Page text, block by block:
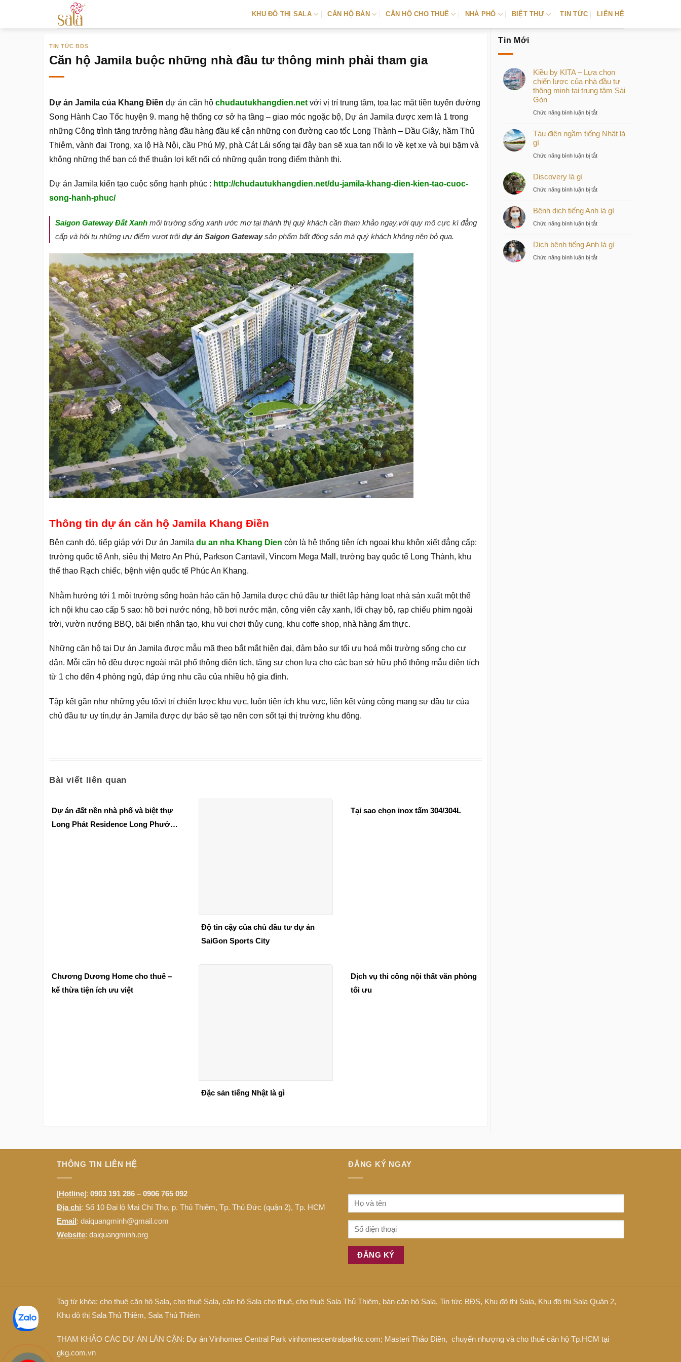
KHU ĐÔ THỊ SALA CĂN HỘ BÁN CĂN HỘ CHO THUÊ NHÀ PHỐ BIỆT THỰ TIN TỨC LIÊN HỆ
TIN TỨC BDS
Căn hộ Jamila buộc những nhà đầu tư thông minh phải tham gia
Dự án Jamila của Khang Điền dự án căn hộ chudautukhangdien.net với vị trí trung tâm, tọa lạc mặt tiền tuyến đường
Song Hành Cao Tốc huyện 9. mang hệ thống cơ sở hạ tầng – giao móc ngoặc bộ, Dự án Jamila được xem là 1 trong
những Công trình tăng trưởng hàng đầu hàng đầu kế cận những con đường cao tốc Long Thành – Dầu Giây, hầm Thủ
Thiêm, vành đai Trong, xa lộ Hà Nội, cầu Phú Mỹ, phà Cát Lái sống tại đây bạn sẽ xua tan nổi lo về kẹt xe và bụi bặm và
không những thế bạn có thể thuận lợi kết nối có những quận trọng điểm thành thị.
Dự án Jamila kiến tạo cuộc sống hạnh phúc : http://chudautukhangdien.net/du-jamila-khang-dien-kien-tao-cuoc-
song-hanh-phuc/
Saigon Gateway Đất Xanh môi trường sống xanh ước mơ tại thành thị quý khách cần tham khảo ngay,với quy mô cực kì đẳng
cấp và hội tụ những ưu điểm vượt trộidự án Saigon Gatewaysản phẩm bất động sản mà quý khách không nên bỏ qua.
Thông tin dự án căn hộ Jamila Khang Điền
Bên cạnh đó, tiếp giáp với Dự án Jamila du an nha Khang Dien còn là hệ thống tiện ích ngoại khu khôn xiết đẳng cấp:
trường quốc tế Anh, siêu thị Metro An Phú, Parkson Cantavil, Vincom Mega Mall, trường bay quốc tế Long Thành, khu
thể thao Rạch chiếc, bệnh viện quốc tế Phúc An Khang.
Nhằm hướng tới 1 môi trường sống hoàn hảo căn hộ Jamila được chủ đầu tư thiết lập hàng loạt nhà sản xuất một thể
ích nội khu cao cấp 5 sao: hồ bơi nước nóng, hồ bơi nước mặn, công viên cây xanh, lối chạy bộ, rạp chiếu phim ngoài
trời, vườn nướng BBQ, bãi biển nhân tạo, khu vui chơi thủy cung, khu coffe shop, nhà hàng ẩm thực.
Những căn hộ tại Dự án Jamila được mẫu mã theo bắt mắt hiện đại, đảm bảo sự tối ưu hoá môi trường sống cho cư
dân. Mỗi căn hộ đều được ngoài mặt phổ thông diện tích, tăng sự chọn lựa cho các bạn sở hữu phổ thông mẫu diện tích
từ 1 cho đến 4 phòng ngủ, đáp ứng nhu cầu của nhiều hộ gia đình.
Tập kết gần như những yếu tố:vị trí chiến lược khu vực, luôn tiện ích khu vực, liên kết vùng cộng mang sự đầu tư của
chủ đầu tư uy tín,dự án Jamila được dự báo sẽ tạo nên cơn sốt tại thị trường khu đông.
Bài viết liên quan
Dự án đất nền nhà phố và biệt thự
Long Phát Residence Long Phước
Độ tin cậy của chủ đầu tư dự án
SaiGon Sports City
Tại sao chọn inox tấm 304/304L
Chương Dương Home cho thuê –
kế thừa tiện ích ưu việt
Đặc sản tiếng Nhật là gì
Dịch vụ thi công nội thất văn phòng
tối ưu
Tin Mới
Kiều by KITA – Lựa chọn
chiến lược của nhà đầu tư
thông minh tại trung tâm Sài
Gòn
Chức năng bình luận bị tắtở
by
lược
nhà
đầu
thông
Tàu điện ngầm tiếng Nhật là
gì
Chức năng bình luận bị tắtở
gì
Discovery là gì
Chức năng bình luận bị tắtở
là
Bệnh dịch tiếng Anh là gì
Chức năng bình luận bị tắtở
dịch
Dịch bệnh tiếng Anh là gì
Chức năng bình luận bị tắtở
THÔNG TIN LIÊN HỆ
[Hotline]: 0903 191 286 – 0906 765 092
Địa chỉ: Số 10 Đại lộ Mai Chí Thọ, p. Thủ Thiêm, Tp. Thủ Đức (quận 2), Tp. HCM
Email: daiquangminh@gmail.com
Website: daiquangminh.org
ĐĂNG KÝ NGAY
Tag từ khóa: cho thuê căn hộ Sala, cho thuê Sala, căn hộ Sala cho thuê, cho thuê Sala Thủ Thiêm, bán căn hộ Sala, Tin tức BĐS, Khu đô thị Sala, Khu đô thị Sala Quận 2,
Khu đô thị Sala Thủ Thiêm, Sala Thủ Thiêm
THAM KHẢO CÁC DỰ ÁN LÂN CẬN: Dự án Vinhomes Central Park vinhomescentralparktc.com; Masteri Thảo Điền, chuyển nhượng và cho thuê căn hộ Tp.HCM tại
gkg.com.vn